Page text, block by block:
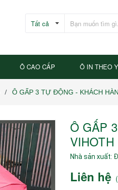
Tất cả
Ô CAO CẤP Ô IN THEO
/ Ô GẤP 3 TỰ ĐỘNG - KHÁCH
Ô GẤP
VIHOTH
Nhà sản xuất:
Liên hệ (